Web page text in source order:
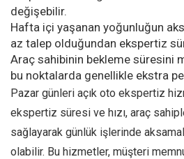
değişebilir.
Hafta içi yaşanan yoğunluğun
az talep olduğundan ekspertiz
Araç sahibinin bekleme süresini
bu noktalarda genellikle ekstra
Pazar günleri açık oto ekspertiz
ekspertiz süresi ve hızı, araç
sağlayarak günlük işlerinde
olabilir. Bu hizmetler, müşteri